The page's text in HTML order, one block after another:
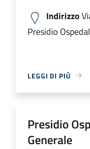
Indirizzo
Presidio
LEGGI DI PIÙ
Presidio
Generale